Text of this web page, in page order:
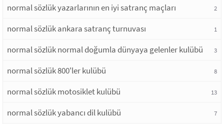
normal sözlük yazarlarının en iyi satranç maçları 2
normal sözlük ankara satranç turnuvası 1
normal sözlük normal doğumla dünyaya gelenler kulübü 3
normal sözlük 800'ler kulübü 8
normal sözlük motosiklet kulübü 13
normal sözlük yabancı dil kulübü 7